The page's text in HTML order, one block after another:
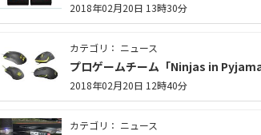
2018年02月20日 13時30分
カテゴリ： ニュース
プロゲームチーム「Ninjas in
2018年02月20日 12時40分
カテゴリ： ニュース